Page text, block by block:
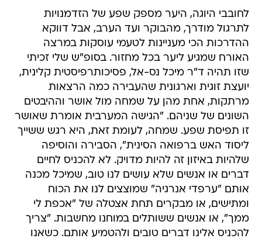
לחובבי היוגה, היער מספק שפע של הזדמנויות
לתרגול מודרך, מהבוקר ועד הערב, אבל דווקא
ההדרכות הכי מעניינות לטעמי עוסקות במרצה
האורח שמגיע ליער בכל מחזור. בסופ"ש שלי זכיתי
שזו תהיה ד"ר מיכל נס-אל, פסיכותרפיסטית קלינית,
יועצת זוגית וארגונית שהעבירה כמה הרצאות
מרתקות, אחת מהן על שמחה מול אושר וההיבטים
השונים של שניהם. "הגישה המערבית אומרת שאושר
זו תפיסת שפע. שמחה, לעומת זאת, היא רגש ששייך
ליסוד האש ברפואה הסינית", הסבירה והוסיפה
שלהיות באיזון זה להיות מדויק. לא להכניס לחיים
דברים או אנשים שלא עושים לנו טוב, שמיכל מכנה
אותם "ערפדי אנרגיה" שמוצצים לנו את הכוח
ומתישים, או מבקרים תחת אצטלה של "אכפת לי
ממך", או אנשים ששותלים במוחנו מחשבות. "צריך
להכניס אלינו דברים טובים ולהטמיע אותם. כשאנו